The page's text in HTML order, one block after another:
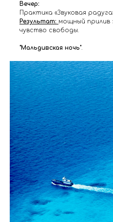
Вечер:
Практика «Звуковая
Результат: мощный прилив
чувство свободы.
"Мальдивская ночь".